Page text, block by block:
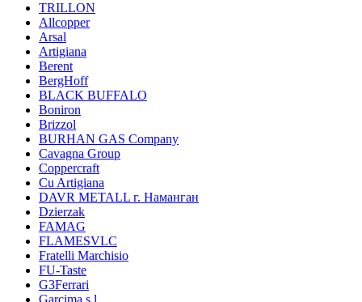
TRILLON
Allcopper
Arsal
Artigiana
Berent
BergHoff
BLACK BUFFALO
Boniron
Brizzol
BURHAN GAS Company
Cavagna Group
Coppercraft
Cu Artigiana
DAVR METALL г. Наманган
Dzierzak
FAMAG
FLAMESVLC
Fratelli Marchisio
FU-Taste
G3Ferrari
Garcima.s.l.